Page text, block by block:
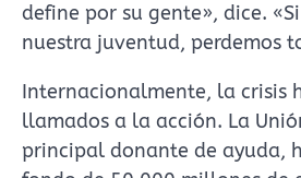
define por su gente», dice.
nuestra juventud, perdemos
Internacionalmente, la crisis
llamados a la acción. La
principal donante de ayuda,